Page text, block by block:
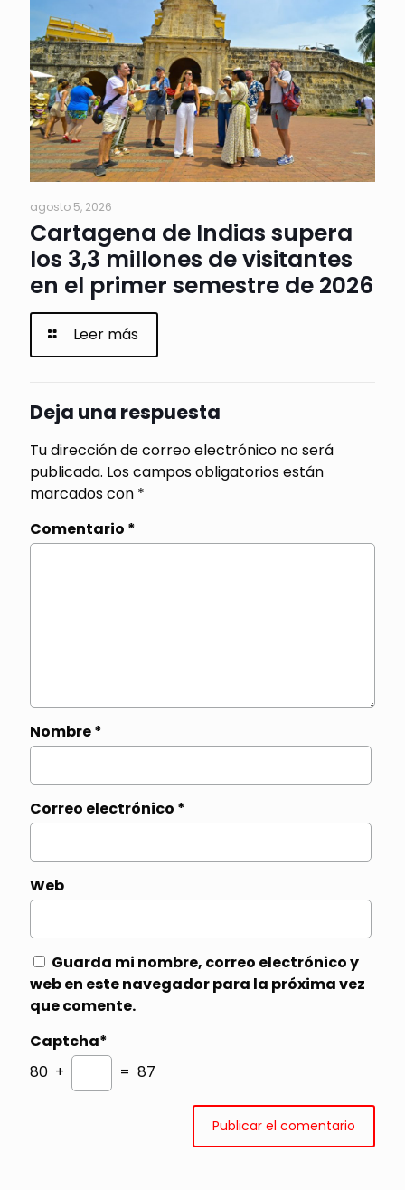
agosto 5, 2026
Cartagena de Indias supera
los 3,3 millones de visitantes
en el primer semestre de 2026
Leer más
Deja una respuesta
Tu dirección de correo electrónico no será
publicada. Los campos obligatorios están
marcados con *
Comentario *
Nombre*
Correo electrónico *
Web
Guarda mi nombre, correo electrónico y
web en este navegador para la próxima vez
que comente.
Captcha*
80 +
= 87